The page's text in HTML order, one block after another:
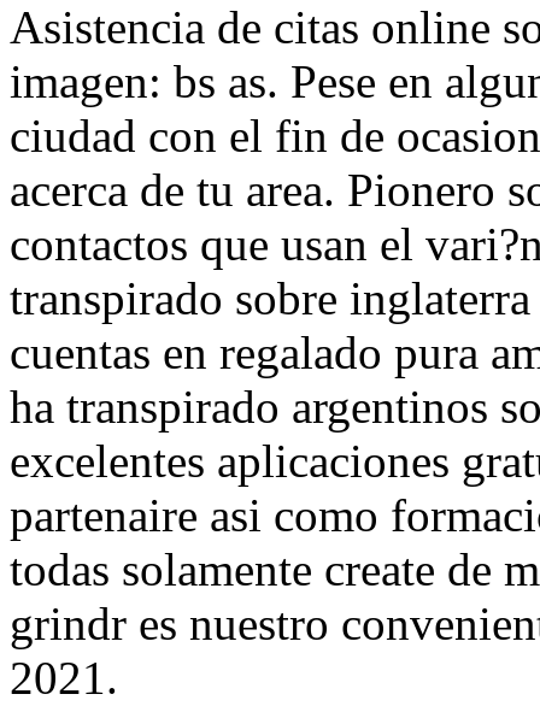
Asistencia de citas online
imagen: bs as. Pese en
ciudad con el fin de
acerca de tu area. Pionero
contactos que usan el
transpirado sobre
cuentas en regalado pura
ha transpirado argentinos
excelentes aplicaciones
partenaire asi­ como
todas solamente create de
grindr es nuestro
2021.